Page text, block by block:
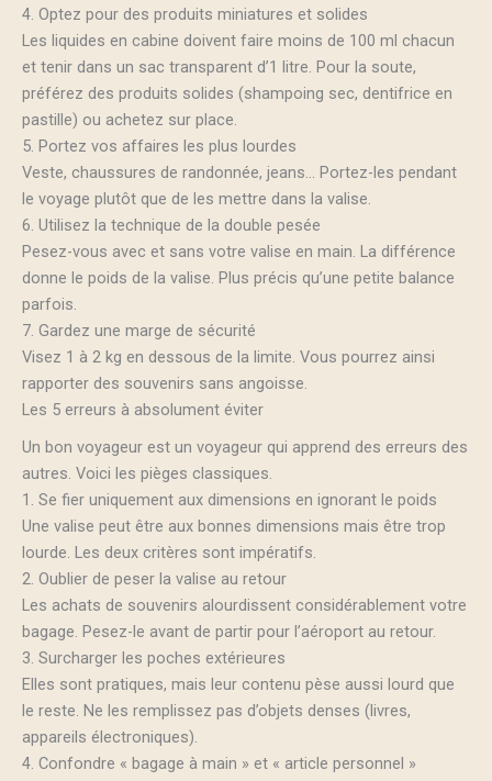
4. Optez pour des produits miniatures et solides
Les liquides en cabine doivent faire moins de 100 ml chacun
et tenir dans un sac transparent d’1 litre. Pour la soute,
préférez des produits solides (shampoing sec, dentifrice en
pastille) ou achetez sur place.
5. Portez vos affaires les plus lourdes
Veste, chaussures de randonnée, jeans… Portez-les pendant
le voyage plutôt que de les mettre dans la valise.
6. Utilisez la technique de la double pesée
Pesez-vous avec et sans votre valise en main. La différence
donne le poids de la valise. Plus précis qu’une petite balance
parfois.
7. Gardez une marge de sécurité
Visez 1 à 2 kg en dessous de la limite. Vous pourrez ainsi
rapporter des souvenirs sans angoisse.
Les 5 erreurs à absolument éviter
Un bon voyageur est un voyageur qui apprend des erreurs des
autres. Voici les pièges classiques.
1. Se fier uniquement aux dimensions en ignorant le poids
Une valise peut être aux bonnes dimensions mais être trop
lourde. Les deux critères sont impératifs.
2. Oublier de peser la valise au retour
Les achats de souvenirs alourdissent considérablement votre
bagage. Pesez-le avant de partir pour l’aéroport au retour.
3. Surcharger les poches extérieures
Elles sont pratiques, mais leur contenu pèse aussi lourd que
le reste. Ne les remplissez pas d’objets denses (livres,
appareils électroniques).
4. Confondre « bagage à main » et « article personnel »